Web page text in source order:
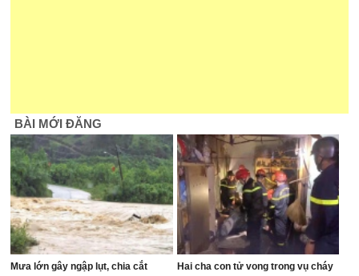
BÀI MỚI ĐĂNG
Mưa lớn gây ngập lụt, chia cắt
Hai cha con tử vong trong vụ cháy